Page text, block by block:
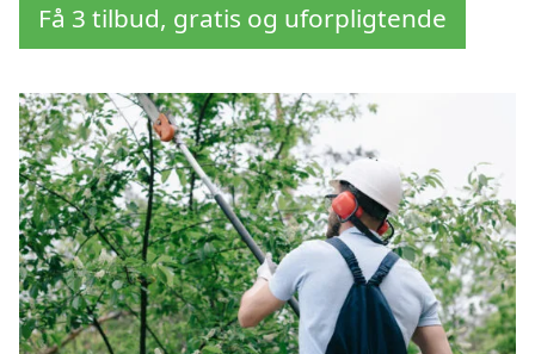
Få 3 tilbud, gratis og uforpligtende